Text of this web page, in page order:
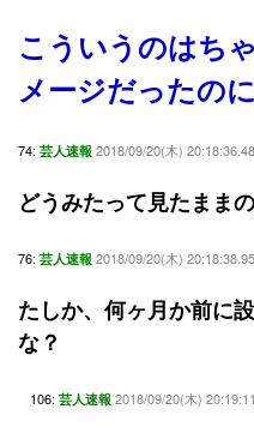
こういうのはち
メージだったの
74: 芸人速報 2018/09/20(木)
どうみたって見たまま
76: 芸人速報 2018/09/20(木)
たしか、何ヶ月か前に
な？
106: 芸人速報 2018/09/20(木)